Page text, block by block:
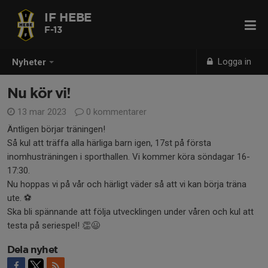
Nyheter Logga in
IF HEBE
F-13
Nu kör vi!
13 mar 2023
0 kommentarer
Äntligen börjar träningen!
Så kul att träffa alla härliga barn igen, 17st på första
inomhusträningen i sporthallen. Vi kommer köra söndagar 16-
17:30.
Nu hoppas vi på vår och härligt väder så att vi kan börja träna
ute. ⚽
Ska bli spännande att följa utvecklingen under våren och kul att
testa på seriespel! 👏😃
Dela nyhet